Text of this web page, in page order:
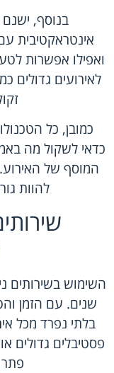
בנוסף, ישנם
אינטראקטיבית
ואפילו אפשרות ל
לאירועים גדולים
כמובן, כל
כדאי לשקול מה
המוסף של האירוע.
להוות
השימוש בשירותים
שנים. עם הזמן
בלתי נפרד מכל
פסטיבלים גדולים